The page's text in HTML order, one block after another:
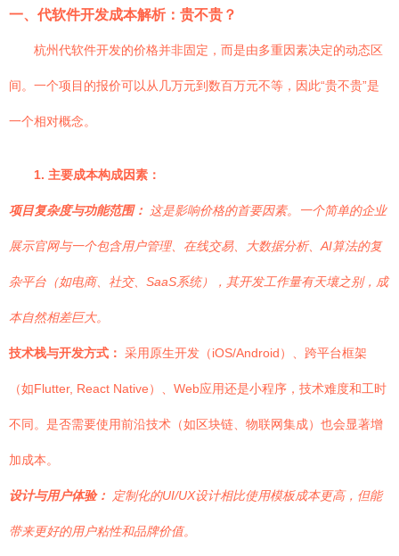
一、代软件开发成本解析：贵不贵？
杭州代软件开发的价格并非固定，而是由多重因素决定的动态区
间。一个项目的报价可以从几万元到数百万元不等，因此“贵不贵”是
一个相对概念。
1. 主要成本构成因素：
项目复杂度与功能范围： 这是影响价格的首要因素。一个简单的企业
展示官网与一个包含用户管理、在线交易、大数据分析、AI算法的复
杂平台（如电商、社交、SaaS系统），其开发工作量有天壤之别，成
本自然相差巨大。
技术栈与开发方式： 采用原生开发（iOS/Android）、跨平台框架
（如Flutter, React Native）、Web应用还是小程序，技术难度和工时
不同。是否需要使用前沿技术（如区块链、物联网集成）也会显著增
加成本。
设计与用户体验： 定制化的UI/UX设计相比使用模板成本更高，但能
带来更好的用户粘性和品牌价值。